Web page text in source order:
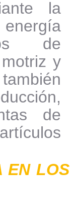
la
de
y
de
EN LOS